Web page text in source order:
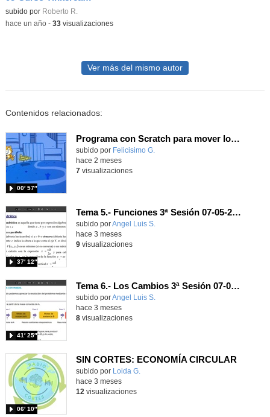
Contenido educativo.
subido por Roberto R.
-hace un año- 33visualizaciones
Ver más del mismo autor
Contenidos relacionados:
Programa con Scratch para mover los personajes y que interactúen cuando choquen con un efecto.
Contenido educativo.
subido por Felicisimo G.
00′ 57″
hace 2 meses
7visualizaciones
Tema 5.- Funciones 3ª Sesión 07-05-2026
Contenido educativo.
subido porAngel Luis S.
37′ 12″
hace 3 meses
9visualizaciones
Tema 6.- Los Cambios 3ª Sesión 07-05-2026
Contenido educativo.
subido porAngel Luis S.
41′ 25″
hace 3 meses
8visualizaciones
SIN CORTES: ECONOMÍA CIRCULAR
Contenido educativo.
subido por Loida G.
06′ 10″
hace 3 meses
12 visualizaciones